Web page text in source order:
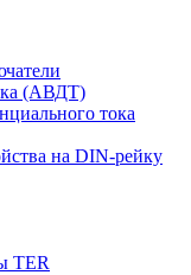
(АВДТ)
тока
на DIN-рейку
TER